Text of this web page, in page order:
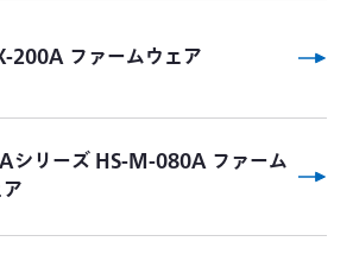
200A ファームウェア
シリーズ HS-M-080A ファーム